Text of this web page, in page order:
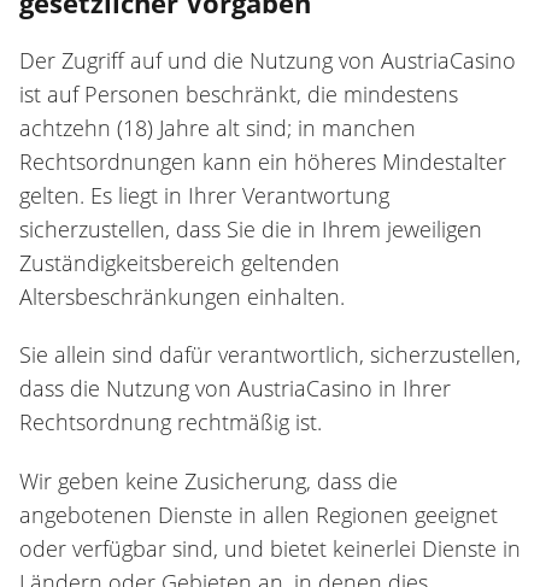
Der Zugriff auf und die Nutzung von AustriaCasino
ist auf Personen beschränkt, die mindestens
achtzehn (18) Jahre alt sind; in manchen
Rechtsordnungen kann ein höheres Mindestalter
gelten. Es liegt in Ihrer Verantwortung
sicherzustellen, dass Sie die in Ihrem jeweiligen
Zuständigkeitsbereich geltenden
Altersbeschränkungen einhalten.
Sie allein sind dafür verantwortlich, sicherzustellen,
dass die Nutzung von AustriaCasino in Ihrer
Rechtsordnung rechtmäßig ist.
Wir geben keine Zusicherung, dass die
angebotenen Dienste in allen Regionen geeignet
oder verfügbar sind, und bietet keinerlei Dienste in